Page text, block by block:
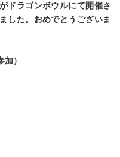
ドラゴンボウルにて開催さ
した。おめでとうございま
）